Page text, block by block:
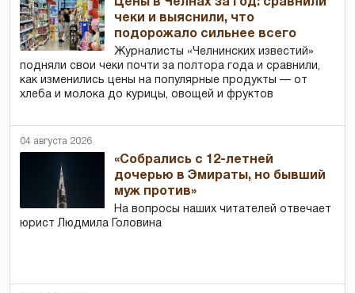
чеки и выяснили, что
подорожало сильнее всего
Журналисты «Челнинских известий»
подняли свои чеки почти за полтора года и сравнили,
как изменились цены на популярные продукты — от
хлеба и молока до курицы, овощей и фруктов
04 августа 2026
«Собрались с 12-летней
дочерью в Эмираты, но бывший
муж против»
На вопросы наших читателей отвечает
юрист Людмила Головина